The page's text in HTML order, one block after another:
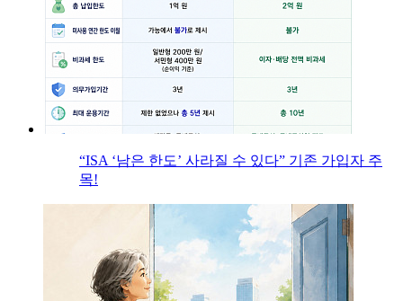
“ISA ‘남은 한도’ 사라질 수 있다” 기존 가입자 주
목!